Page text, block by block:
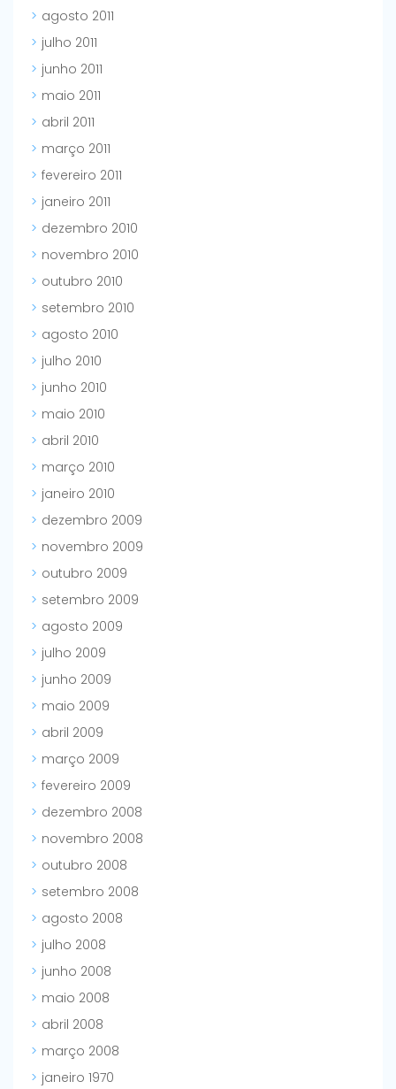
agosto 2011
julho 2011
junho 2011
maio 2011
abril 2011
março 2011
fevereiro 2011
janeiro 2011
dezembro 2010
novembro 2010
outubro 2010
setembro 2010
agosto 2010
julho 2010
junho 2010
maio 2010
abril 2010
março 2010
janeiro 2010
dezembro 2009
novembro 2009
outubro 2009
setembro 2009
agosto 2009
julho 2009
junho 2009
maio 2009
abril 2009
março 2009
fevereiro 2009
dezembro 2008
novembro 2008
outubro 2008
setembro 2008
agosto 2008
julho 2008
junho 2008
maio 2008
abril 2008
março 2008
janeiro 1970